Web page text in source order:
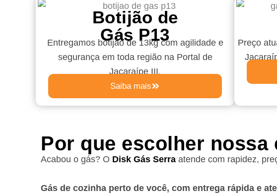
Botijão de
Gás P13
Entregamos botijão de 13kg com agilidade e
segurança em toda região na Portal de
Jacaraípe III.
Saiba mais
Preço
Por que escolher nossa
Acabou o gás? O Disk Gás Serra atende com rapidez,
Gás de cozinha perto de você, com entrega rápida e